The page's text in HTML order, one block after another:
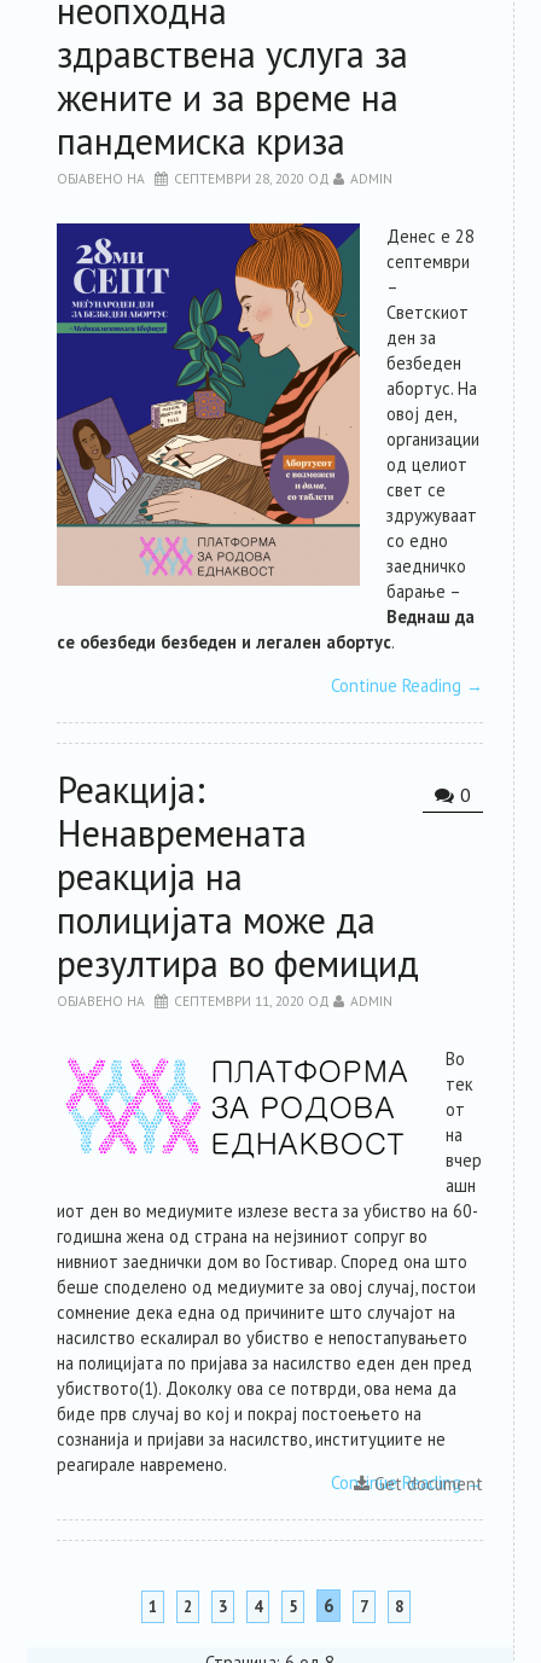
неопходна
здравствена услуга за
жените и за време на
пандемиска криза
ОБЈАВЕНО НА СЕПТЕМВРИ 28, 2020 ОД ADMIN
Денес е 28
септември
–
Светскиот
ден за
безбеден
абортус. На
овој ден,
организации
од целиот
свет се
здружуваат
со едно
заедничко
барање –
Веднаш да
се обезбеди безбеден и легален абортус.
Continue Reading →
0
Реакција:
Ненавремената
реакција на
полицијата може да
резултира во фемицид
ОБЈАВЕНО НА СЕПТЕМВРИ 11, 2020 ОД ADMIN
Во
тек
от
на
вчер
ашн
иот ден во медиумите излезе веста за убиство на 60-
годишна жена од страна на нејзиниот сопруг во
нивниот заеднички дом во Гостивар. Според она што
беше споделено од медиумите за овој случај, постои
сомнение дека една од причините што случајот на
насилство ескалирал во убиство е непостапувањето
на полицијата по пријава за насилство еден ден пред
убиството(1). Доколку ова се потврди, ова нема да
биде прв случај во кој и покрај постоењето на
сознанија и пријави за насилство, институциите не
реагирале навремено.
Continue Reading→
Get document
1 2 3 4 5 6 7 8